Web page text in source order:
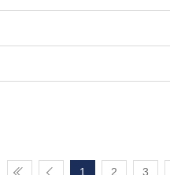
1 2 3